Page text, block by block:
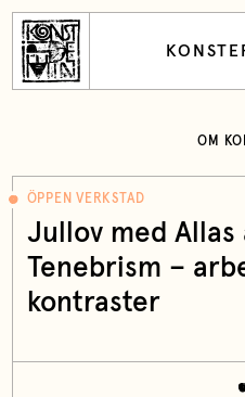
OM
ÖPPEN VERKSTAD
Jullov med Allas
Tenebrism –
kontraster